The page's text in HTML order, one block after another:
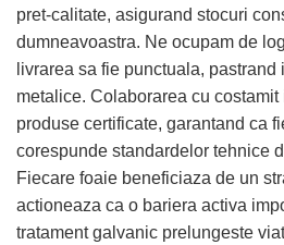
pret-calitate, asigurand stocuri
dumneavoastra. Ne ocupam de
livrarea sa fie punctuala,
metalice. Colaborarea cu
produse certificate, garantand ca
corespunde standardelor tehnice
Fiecare foaie beneficiaza de un
actioneaza ca o bariera activa
tratament galvanic prelungeste